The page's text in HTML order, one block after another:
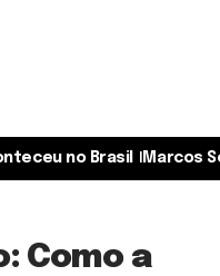
no Brasil Marcos
Como a